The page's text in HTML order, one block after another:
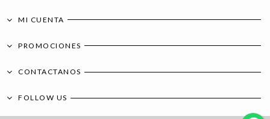
MI CUENTA
PROMOCIONES
CONTACTANOS
FOLLOW US